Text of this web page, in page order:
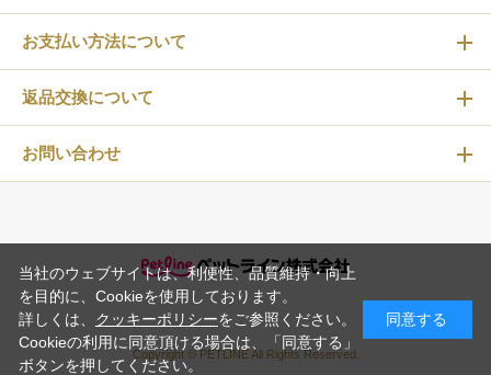
お支払い方法について
返品交換について
お問い合わせ
Copyright © PETLINE All Rights Reserved.
当社のウェブサイトは、利便性、品質維持・向上
を目的に、Cookieを使用しております。
詳しくは、 クッキーポリシーをご参照ください。
Cookieの利用に同意頂ける場合は、「同意する」
ボタンを押してください。
同意する